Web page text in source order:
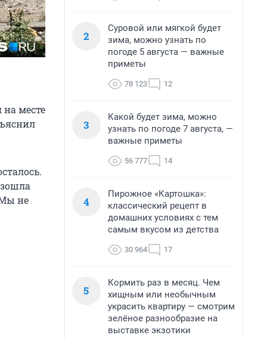
месте
не
2
Суровой или мягкой будет
зима, можно узнать по
погоде 5 августа — важные
приметы
78 123 12
3
Какой будет зима, можно
узнать по погоде 7 августа, —
важные приметы
56 777 14
4
Пирожное «Картошка»:
классический рецепт в
домашних условиях с тем
самым вкусом из детства
30 964 17
5
Кормить раз в месяц. Чем
хищным или необычным
украсить квартиру — смотрим
зелёное разнообразие на
выставке экзотики